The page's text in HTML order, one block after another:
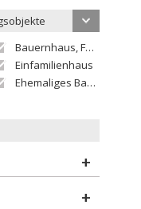
Bauernhaus, Ferienhaus
Einfamilienhaus
Ehemaliges Bauerngut